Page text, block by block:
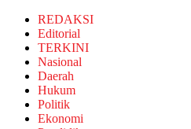
REDAKSI
Editorial
TERKINI
Nasional
Daerah
Hukum
Politik
Ekonomi